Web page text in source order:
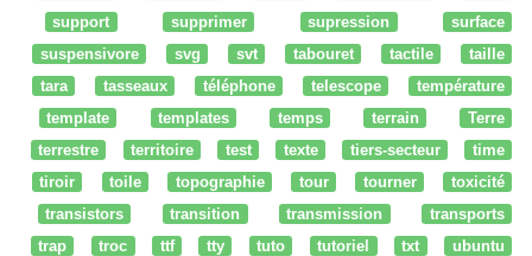
support
supprimer supression
surface
suspensivore
svg svt tabouret tactile
taille
tara
tasseaux téléphone telescope
température
template
templates temps terrain
Terre
terrestre
territoire test texte tiers-secteur
time
tiroir
toile topographie tour tourner
toxicité
transistors
transition transmission
transports
trap
troc ttf tty tuto tutoriel txt
ubuntu